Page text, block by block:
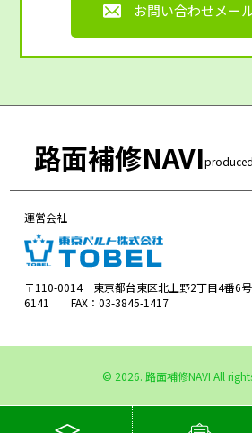
お問い合わせメー
路面補修NAVI
運営会社
〒110-0014 東京都台東区北上野2丁目4番6
6141 FAX：03-3845-1417
© 2026. 路面補修NAVI All